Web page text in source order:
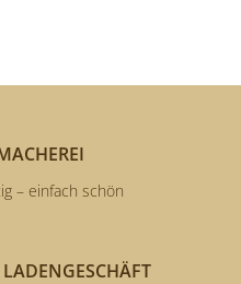
– einfach schön